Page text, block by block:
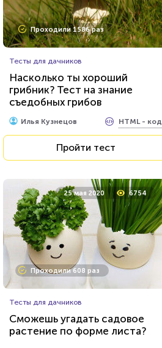
Проходили 1586 раз
Тесты для дачников
Насколько ты хороший
грибник? Тест на знание
съедобных грибов
Илья Кузнецов HTML - код
Пройти тест
25 мая 2020 6754
Проходили 608 раз
Тесты для дачников
Сможешь угадать садовое
растение по форме листа?